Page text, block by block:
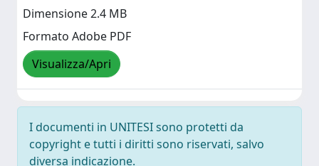
Dimensione 2.4 MB
Formato Adobe PDF
Visualizza/Apri
I documenti in UNITESI sono protetti da
copyright e tutti i diritti sono riservati, salvo
diversa indicazione.